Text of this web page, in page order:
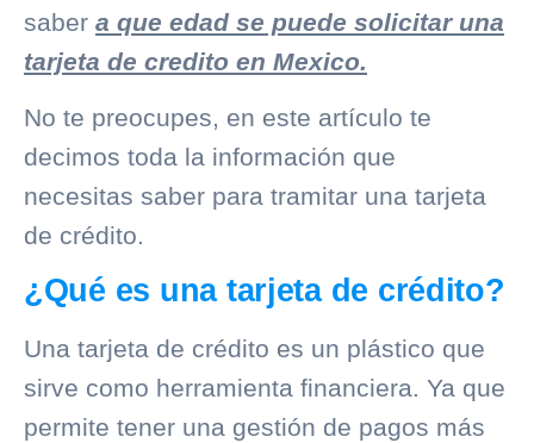
saber a que edad se puede solicitar una
tarjeta de credito en Mexico.
No te preocupes, en este artículo te
decimos toda la información que
necesitas saber para tramitar una tarjeta
de crédito.
¿Qué es una tarjeta de crédito?
Una tarjeta de crédito es un plástico que
sirve como herramienta financiera. Ya que
permite tener una gestión de pagos más